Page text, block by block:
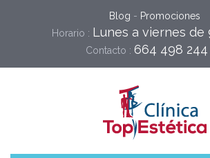
Blog - Promociones
Horario : Lunes a viernes de
Contacto : 664 498 244